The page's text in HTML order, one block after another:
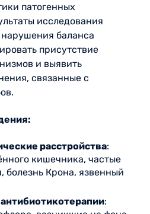
патогенных
исследования
баланса
присутствие
и выявить
связанные с
расстройства:
кишечника, частые
болезнь Крона, язвенный
: